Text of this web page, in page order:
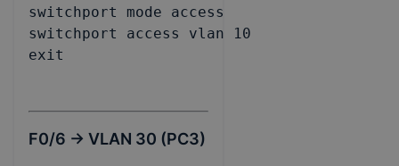
switchport mode access
switchport access vlan 10
exit
F0/6 -> VLAN 30 (PC3)